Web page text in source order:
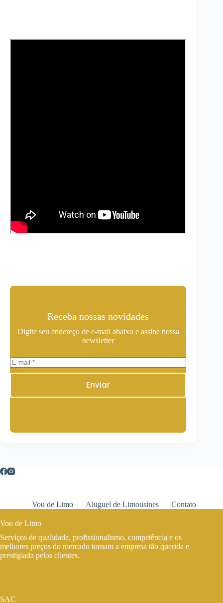
Receba nossas novidades
Digite seu endereço de e-mail abaixo e assine nossa
newsletter
Enviar
Vou de Limo Aluguel de Limousines Contato
Vou de Limo
Serviços de qualidade, profissionalismo, competência e os
melhores preços do mercado tornam a empresa tão querida e
prestigiada pelos clientes.
SAC